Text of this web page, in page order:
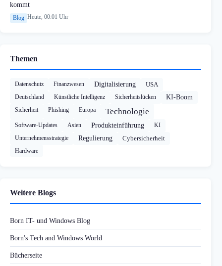
kommt
Blog Heute, 00:01 Uhr
Themen
Datenschutz Finanzwesen Digitalisierung USA
Deutschland Künstliche Intelligenz Sicherheitslücken KI-Boom
Sicherheit Phishing Europa Technologie
Software-Updates Asien Produkteinführung
KI
Unternehmensstrategie
Regulierung Cybersicherheit
Hardware
Weitere Blogs
Born IT- und Windows Blog
Born's Tech and Windows World
Bücherseite